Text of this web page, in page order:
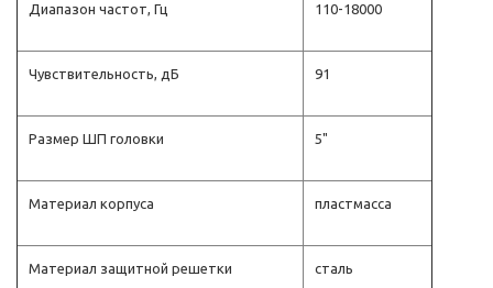
Диапазон частот, Гц 110-18000
Чувствительность, дБ 91
Размер ШП головки 5"
Материал корпуса пластмасса
Материал защитной решетки сталь